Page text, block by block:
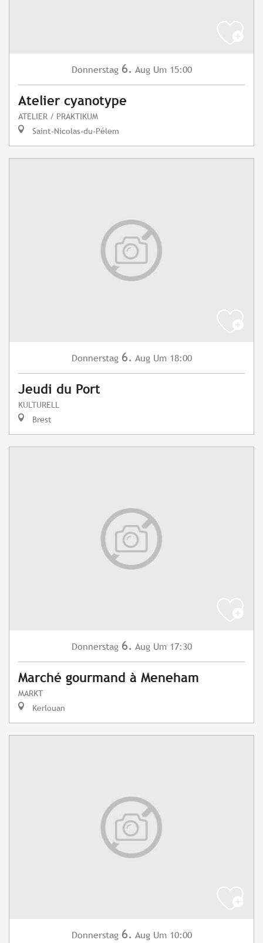
Donnerstag 6. Aug Um 15:00
Atelier cyanotype
ATELIER / PRAKTIKUM
Saint-Nicolas-du-Pélem
Donnerstag 6. Aug Um 18:00
Jeudi du Port
KULTURELL
Brest
Donnerstag 6. Aug Um 17:30
Marché gourmand à Meneham
MARKT
Kerlouan
Donnerstag 6. Aug Um 10:00